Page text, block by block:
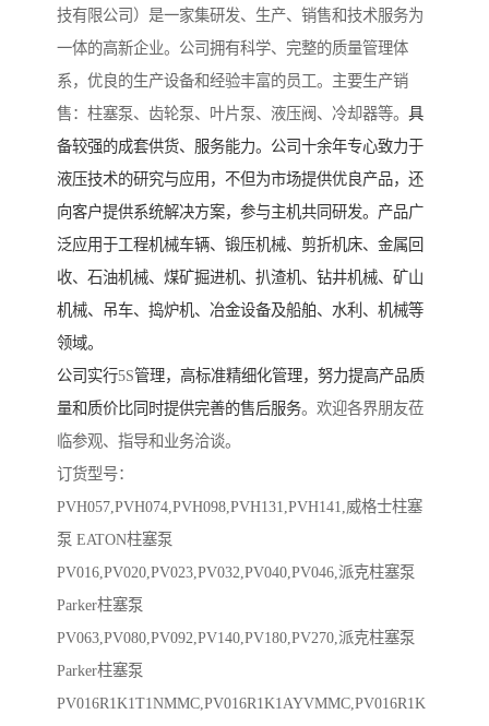
技有限公司）是一家集研发、生产、销售和技术服务为
一体的高新企业。公司拥有科学、完整的质量管理体
系，优良的生产设备和经验丰富的员工。主要生产销
售：柱塞泵、齿轮泵、叶片泵、液压阀、冷却器等。 具
备较强的成套供货、服务能力。公司十余年专心致力于
液压技术的研究与应用，不但为市场提供优良产品，还
向客户提供系统解决方案，参与主机共同研发。产品广
泛应用于工程机械车辆、锻压机械、剪折机床、金属回
收、石油机械、煤矿掘进机、扒渣机、钻井机械、矿山
机械、吊车、捣炉机、冶金设备及船舶、水利、机械等
领域。
公司实行5S管理，高标准精细化管理，努力提高产品质
量和质价比同时提供完善的售后服务。欢迎各界朋友莅
临参观、指导和业务洽谈。
订货型号：
PVH057,PVH074,PVH098,PVH131,PVH141,威格士柱塞
泵 EATON柱塞泵
PV016,PV020,PV023,PV032,PV040,PV046,派克柱塞泵
Parker柱塞泵
PV063,PV080,PV092,PV140,PV180,PV270,派克柱塞泵
Parker柱塞泵
PV016R1K1T1NMMC,PV016R1K1AYVMMC,PV016R1K